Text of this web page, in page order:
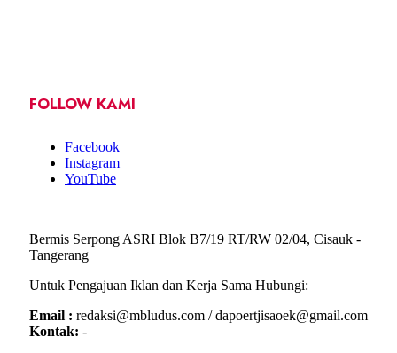
FOLLOW KAMI
Facebook
Instagram
YouTube
Bermis Serpong ASRI Blok B7/19 RT/RW 02/04, Cisauk -
Tangerang
Untuk Pengajuan Iklan dan Kerja Sama Hubungi:
Email : redaksi@mbludus.com / dapoertjisaoek@gmail.com
Kontak: -